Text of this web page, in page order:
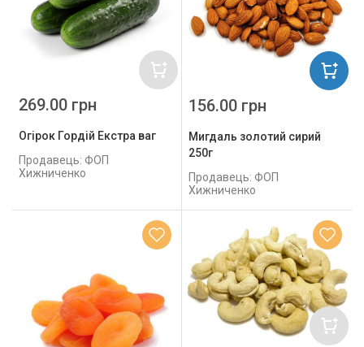
Огірок Гордій Екстра ваг
Продавець: ФОП
Хижниченко
269.00 грн
Мигдаль золотий сирий
250г
Продавець: ФОП
Хижниченко
156.00 грн